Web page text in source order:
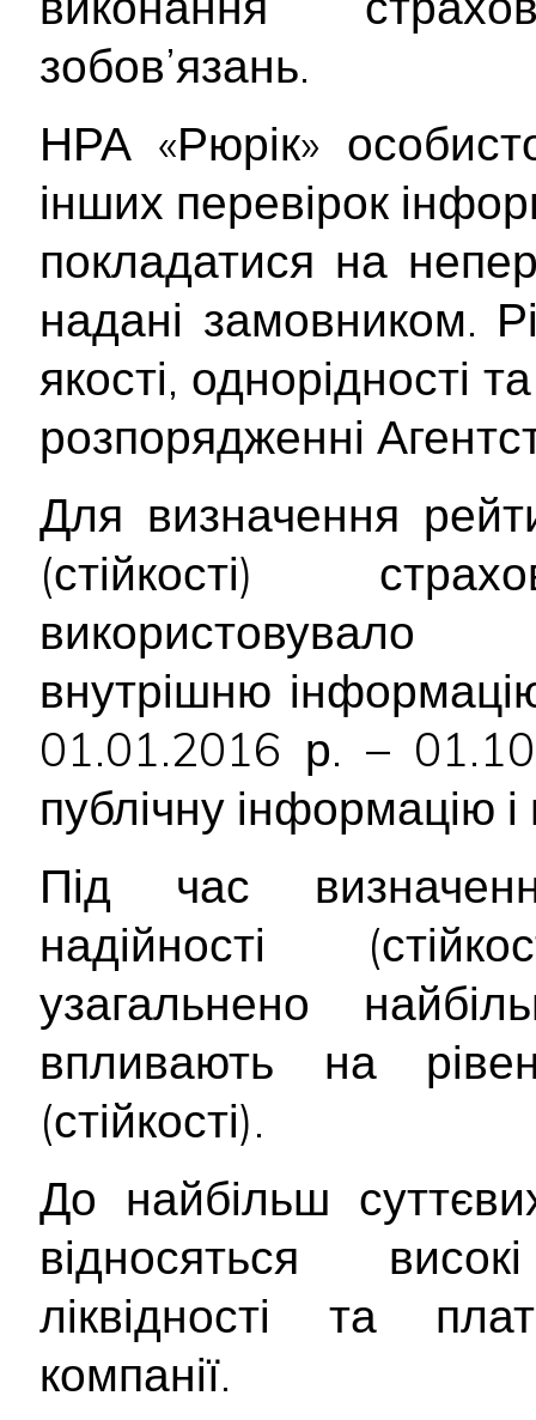
зобов’язань.
НРА «Рюрік»
інших перевірок
покладатися на
надані замовником.
якості, однорідності
розпорядженні
Для визначення
(стійкості)
внутрішню
01.01.2016 р. –
публічну інформацію
Під час
надійності
узагальнено
впливають на
(стійкості).
До найбільш
відносяться
ліквідності та
компанії.